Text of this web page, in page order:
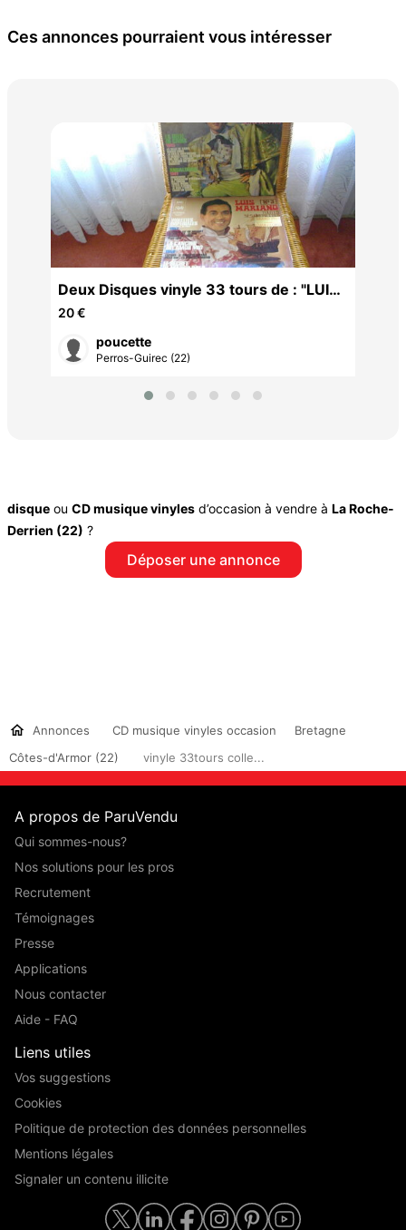
Ces annonces pourraient vous intéresser
Deux Disques vinyle 33 tours de : "LUIS
MARIANO"
20 €
poucette
Perros-Guirec (22)
disque ou CD musique vinyles d’occasion à vendre à La Roche-
Derrien (22) ?
Déposer une annonce
Annonces CD musique vinyles occasion
Bretagne
Côtes-d'Armor (22)
vinyle 33tours colle...
A propos de ParuVendu
Qui sommes-nous?
Nos solutions pour les pros
Recrutement
Témoignages
Presse
Applications
Nous contacter
Aide - FAQ
Liens utiles
Vos suggestions
Cookies
Politique de protection des données personnelles
Mentions légales
Signaler un contenu illicite